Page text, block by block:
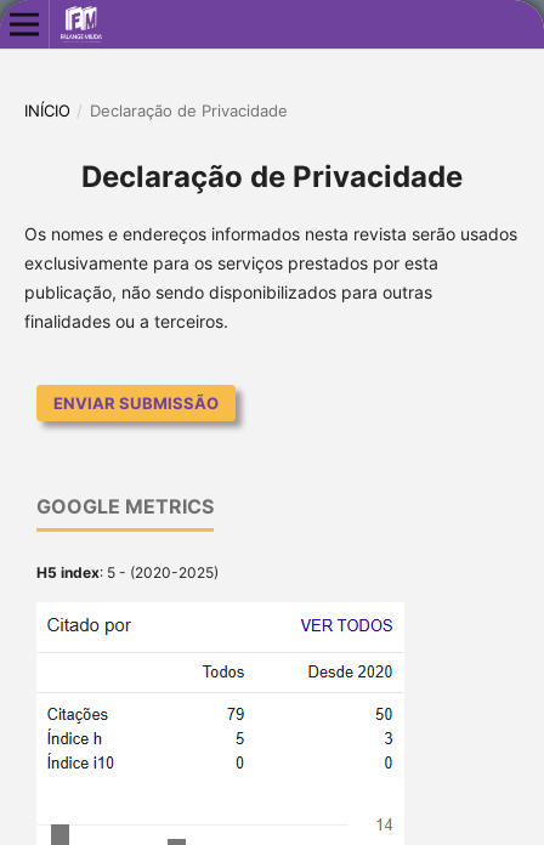
INÍCIO / Declaração de Privacidade
Declaração de Privacidade
Os nomes e endereços informados nesta revista serão usados
exclusivamente para os serviços prestados por esta
publicação, não sendo disponibilizados para outras
finalidades ou a terceiros.
ENVIAR SUBMISSÃO
GOOGLE METRICS
H5 index: 5 - (2020-2025)